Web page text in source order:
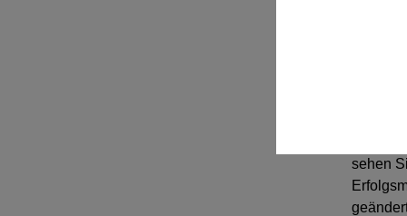
die
sehen